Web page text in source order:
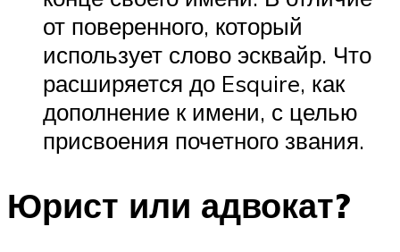
от поверенного, который
использует слово эсквайр. Что
расширяется до Esquire, как
дополнение к имени, с целью
присвоения почетного звания.
Юрист или адвокат?